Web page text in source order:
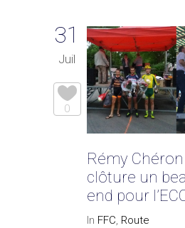
31
Juil
0
Rémy
clôture un
end pour
In FFC, Route